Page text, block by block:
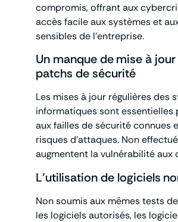
compromis, offrant aux
accès facile aux systèmes et
sensibles de l’entreprise.
Un manque de mise à
patchs de sécurité
Les mises à jour régulières des
informatiques sont essentielles
aux failles de sécurité connues
risques d’attaques. Non
augmentent la vulnérabilité aux
L’utilisation de logiciels
Non soumis aux mêmes tests
les logiciels autorisés, les